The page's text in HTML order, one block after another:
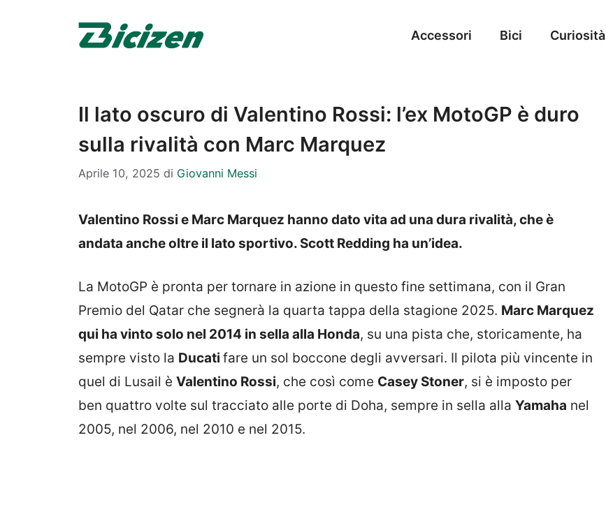
Accessori Bici Curiosità
Il lato oscuro di Valentino Rossi: l’ex MotoGP è duro
sulla rivalità con Marc Marquez
Aprile 10, 2025 di Giovanni Messi
Valentino Rossi e Marc Marquez hanno dato vita ad una dura rivalità, che è
andata anche oltre il lato sportivo. Scott Redding ha un’idea.
La MotoGP è pronta per tornare in azione in questo fine settimana, con il Gran
Premio del Qatar che segnerà la quarta tappa della stagione 2025. Marc Marquez
qui ha vinto solo nel 2014 in sella alla Honda, su una pista che, storicamente, ha
sempre visto la Ducati fare un sol boccone degli avversari. Il pilota più vincente in
quel di Lusail è Valentino Rossi, che così come Casey Stoner, si è imposto per
ben quattro volte sul tracciato alle porte di Doha, sempre in sella alla Yamaha nel
2005, nel 2006, nel 2010 e nel 2015.